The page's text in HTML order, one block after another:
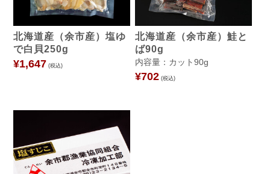
北海道産（余市産）塩ゆ
で白貝250g
¥1,647 (税込)
北海道産（余市産）鮭と
ば90g
内容量：カット90g
¥702 (税込)